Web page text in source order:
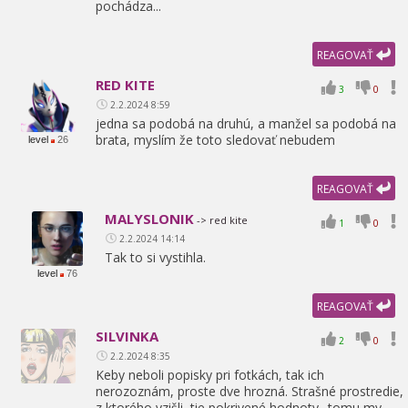
pochádza...
REAGOVAŤ
level 26
3 0
RED KITE
2.2.2024 8:59
jedna sa podobá na druhú, a manžel sa podobá na
brata, myslím že toto sledovať nebudem
REAGOVAŤ
level 76
1 0
MALYSLONIK -> red kite
2.2.2024 14:14
Tak to si vystihla.
REAGOVAŤ
2 0
SILVINKA
2.2.2024 8:35
Keby neboli popisky pri fotkách, tak ich
nerozoznám, proste dve hrozná. Strašné prostredie,